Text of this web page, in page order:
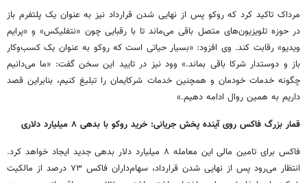
مرداک تاکید کرد که روکو پس از نهایی شدن قرارداد نیز به عنوان یک پلتفرم باز
در حوزه تلویزیون‌های متصل باقی می‌ماند تا با رقبایی چون «نتفلیکس» و «پرایم
ویدیو» رقابت کند. وی افزود: «بسیار حیاتی است که روکو به عنوان یک کسب‌وکار
باز و دوستدار شرکا باقی بماند.» وود نیز در تایید این سخن گفت: «ما می‌دانیم
چگونه خدمات خودمان و همچنین خدمات شرکایمان را تبلیغ کنیم، بنابراین قصد
داریم به همین روال ادامه دهیم.»
قمار بزرگ فاکس روی آینده پخش جریانی: خرید روکو با بدهی ۸ میلیارد دلاری
فاکس برای تامین مالی این معامله ۸ میلیارد دلار بدهی جدید ایجاد خواهد کرد.
انتظار می‌رود پس از نهایی شدن قرارداد، سهام‌داران فاکس ۷۳ درصد از مالکیت